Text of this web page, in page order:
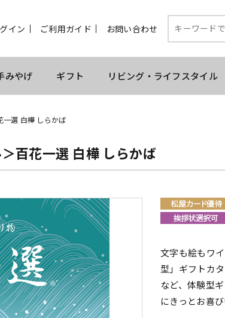
イン ご利用ガイド お問い合わせ
みやげ ギフト リビング・ライフスタイル
一選 白樺 しらかば
百花一選 白樺 しらかば
文字も絵もワ
型」ギフトカ
など、体験型
にきっとお喜